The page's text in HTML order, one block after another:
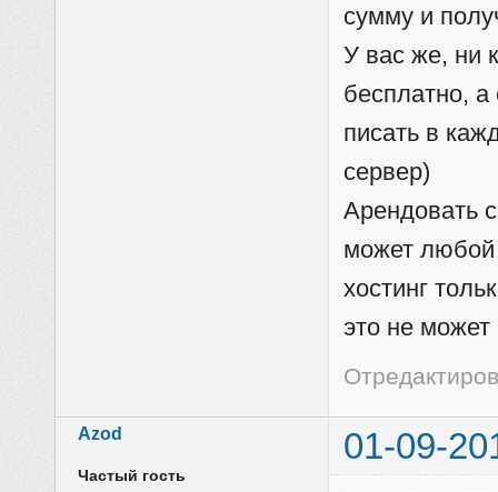
сумму и
У вас же, ни
бесплатно, а
писать в
сервер)
Арендовать
может любой
хостинг
это не может
Azod 01-09-
Частый гость